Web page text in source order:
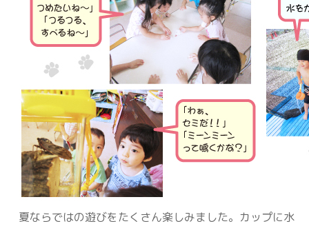
夏ならではの遊びをたくさん楽しみました。カップに水